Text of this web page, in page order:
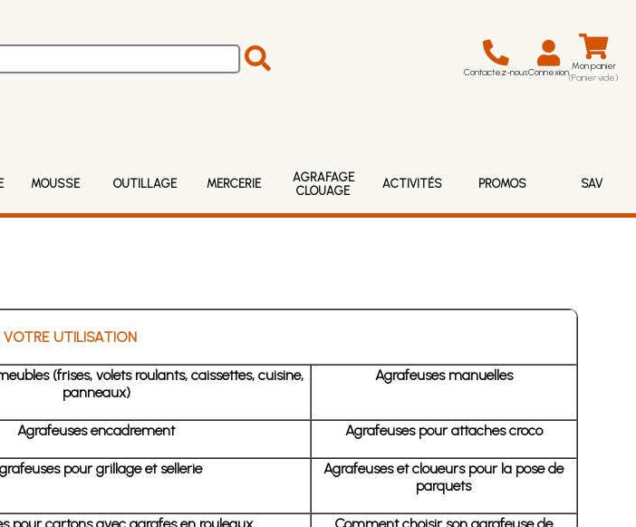
Contactez-nousConnexion Mon panier
(Panier vide)
MOUSSE OUTILLAGE MERCERIE
AGRAFAGE
CLOUAGE
ACTIVITÉS PROMOS SAV
UTILISATION
(frises, volets roulants, caissettes, cuisine,
panneaux)
Agrafeuses manuelles
Agrafeuses encadrement Agrafeuses pour attaches croco
pour grillage et sellerie
Agrafeuses et cloueurs pour la pose de
parquets